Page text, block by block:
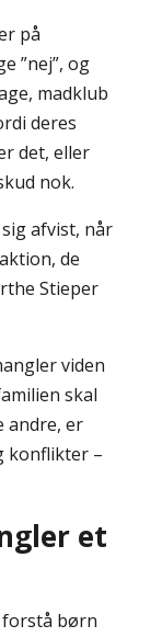
på
”nej”, og
madklub
deres
det, eller
nok.
afvist, når
de
Stieper
viden
skal
andre, er
konflikter –
et
børn